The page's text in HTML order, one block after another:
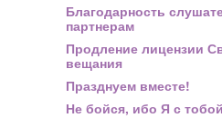
Благодарность
партнерам
Продление лицензии
вещания
Празднуем вместе!
Не бойся, ибо Я с